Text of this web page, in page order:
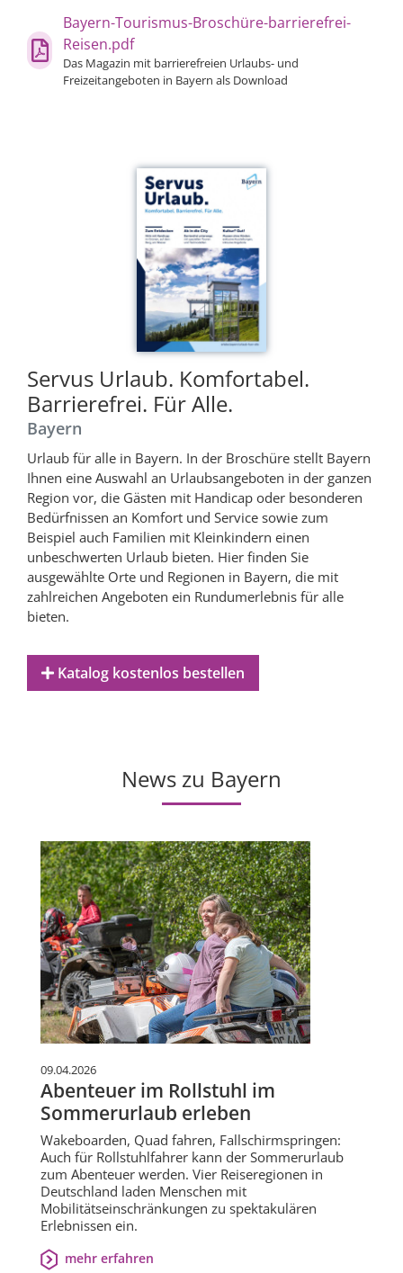
Bayern-Tourismus-Broschüre-barrierefrei-
Reisen.pdf
Das Magazin mit barrierefreien Urlaubs- und
Freizeitangeboten in Bayern als Download
Servus Urlaub. Komfortabel.
Barrierefrei. Für Alle.
Bayern
Urlaub für alle in Bayern. In der Broschüre stellt Bayern
Ihnen eine Auswahl an Urlaubsangeboten in der ganzen
Region vor, die Gästen mit Handicap oder besonderen
Bedürfnissen an Komfort und Service sowie zum
Beispiel auch Familien mit Kleinkindern einen
unbeschwerten Urlaub bieten. Hier finden Sie
ausgewählte Orte und Regionen in Bayern, die mit
zahlreichen Angeboten ein Rundumerlebnis für alle
bieten.
Katalog kostenlos bestellen
News zu Bayern
09.04.2026
Abenteuer im Rollstuhl im
Sommerurlaub erleben
Wakeboarden, Quad fahren, Fallschirmspringen:
Auch für Rollstuhlfahrer kann der Sommerurlaub
zum Abenteuer werden. Vier Reiseregionen in
Deutschland laden Menschen mit
Mobilitätseinschränkungen zu spektakulären
Erlebnissen ein.
mehr erfahren